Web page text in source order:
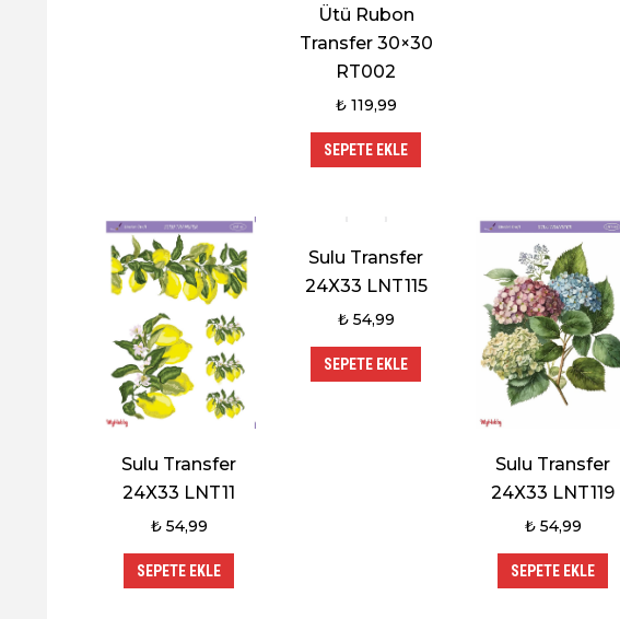
Ütü Rubon
Transfer 30×30
RT002
₺119,99
SEPETE EKLE
Sulu Transfer
24X33 LNT11
₺54,99
SEPETE EKLE
Sulu Transfer
24X33 LNT115
₺54,99
SEPETE EKLE
Sulu Transfer
24X33 LNT119
₺54,99
SEPETE EKLE